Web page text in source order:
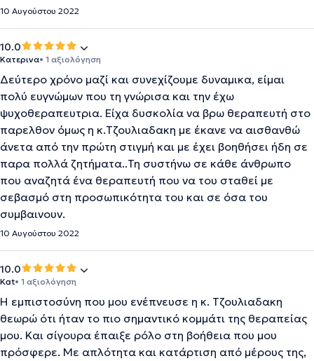
10 Αυγούστου 2022
10.0
Κατερινα• 1 αξιολόγηση
Δεύτερο χρόνο μαζί και συνεχίζουμε δυναμικα, είμαι
πολύ ευγνώμων που τη γνώρισα και την έχω
ψυχοθεραπευτρια. Είχα δυσκολία να βρω θεραπευτή στο
παρελθον όμως η κ.Τζουλιαδακη με έκανε να αισθανθώ
άνετα από την πρώτη στιγμή και με έχει βοηθήσει ήδη σε
παρα πολλά ζητήματα..Τη συστήνω σε κάθε άνθρωπο
που αναζητά ένα θεραπευτή που να του σταθεί με
σεβασμό στη προσωπικότητα του και σε όσα του
συμβαινουν.
10 Αυγούστου 2022
10.0
Kat• 1 αξιολόγηση
Η εμπιστοσύνη που μου ενέπνευσε η κ. Τζουλιαδακη
θεωρώ ότι ήταν το πιο σημαντικό κομμάτι της θεραπείας
μου. Και σίγουρα έπαιξε ρόλο στη βοήθεια που μου
πρόσφερε. Με απλότητα και κατάρτιση από μέρους της,